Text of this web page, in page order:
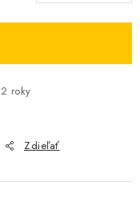
2 roky
Zdieľať